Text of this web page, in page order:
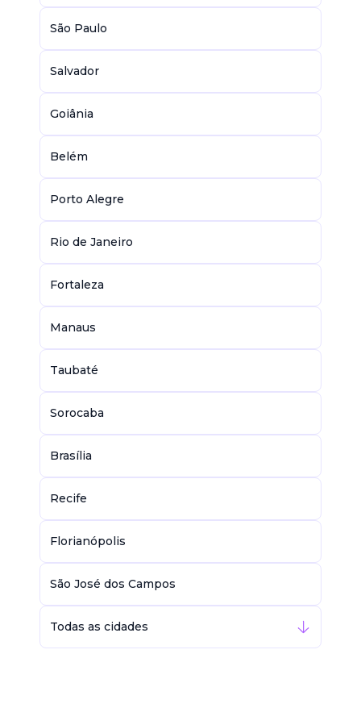
São Paulo
Salvador
Goiânia
Belém
Porto Alegre
Rio de Janeiro
Fortaleza
Manaus
Taubaté
Sorocaba
Brasília
Recife
Florianópolis
São José dos Campos
Todas as cidades